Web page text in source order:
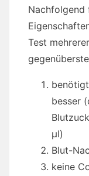
Nachfolgend
Test
besser
µl)
Blut-
keine